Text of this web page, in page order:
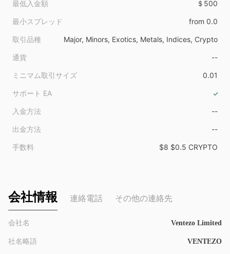
最低入金額 ＄500
最小スプレッド from 0.0
取引品種 Major, Minors, Exotics, Metals, Indices, Crypto
通貨 --
ミニマム取引サイズ 0.01
サポート EA
入金方法 --
出金方法 --
手数料 $8 $0.5 CRYPTO
会社情報 連絡電話 その他の連絡先
会社名 Ventezo Limited
社名略語 VENTEZO